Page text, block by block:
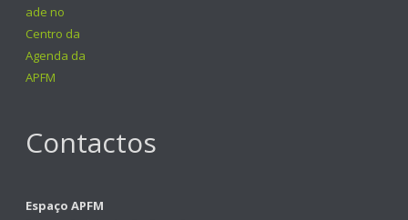
Contactos
Espaço APFM